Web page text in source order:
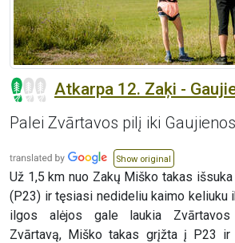
Atkarpa 12. Zaķi -
Palei Zvārtavos pilį iki Gaujienos
Show original
Už 1,5 km nuo Zakų Miško takas
(P23) ir tęsiasi nedideliu kaimo keliuku
ilgos alėjos gale laukia Zvārtavos
Zvārtavą, Miško takas grįžta į P23